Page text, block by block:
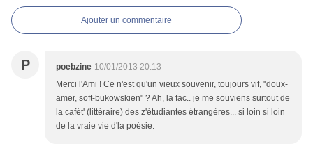
Ajouter un commentaire
P poebzine 10/01/2013 20:13
Merci l'Ami ! Ce n'est qu'un vieux souvenir, toujours vif, "doux-
amer, soft-bukowskien" ? Ah, la fac.. je me souviens surtout de
la cafét' (littéraire) des z'étudiantes étrangères... si loin si loin
de la vraie vie d'la poésie.